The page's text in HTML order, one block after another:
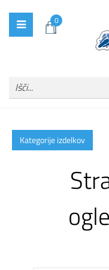
0
Kategorije izdelkov